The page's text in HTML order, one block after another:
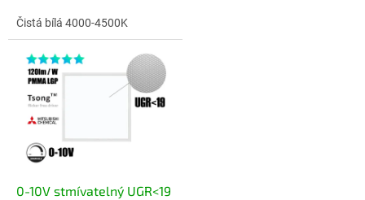
cena/výkon. Záruka 5 let.
Čistá bílá 4000-4500K
0-10V stmívatelný UGR<19